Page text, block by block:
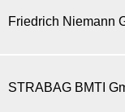
Friedrich Niemann
STRABAG BMTI